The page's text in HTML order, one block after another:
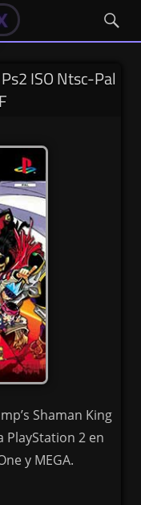
ISO Ntsc-Pal
Shaman King
PlayStation 2 en
y MEGA.